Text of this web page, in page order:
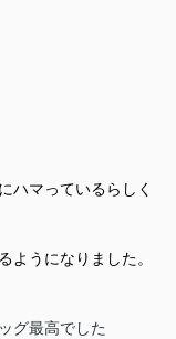
ハマっているらしく
ようになりました。
グ最高でした